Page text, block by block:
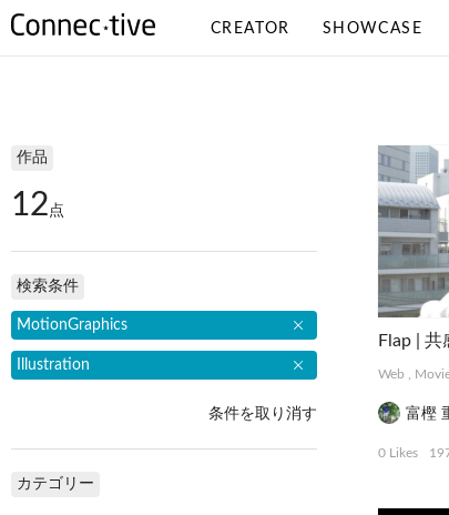
CREATOR SHOWCASE
検索条件
Web
富樫
0 Likes
作品
12点
検索条件
MotionGraphics
Illustration
条件を取り消す
カテゴリー